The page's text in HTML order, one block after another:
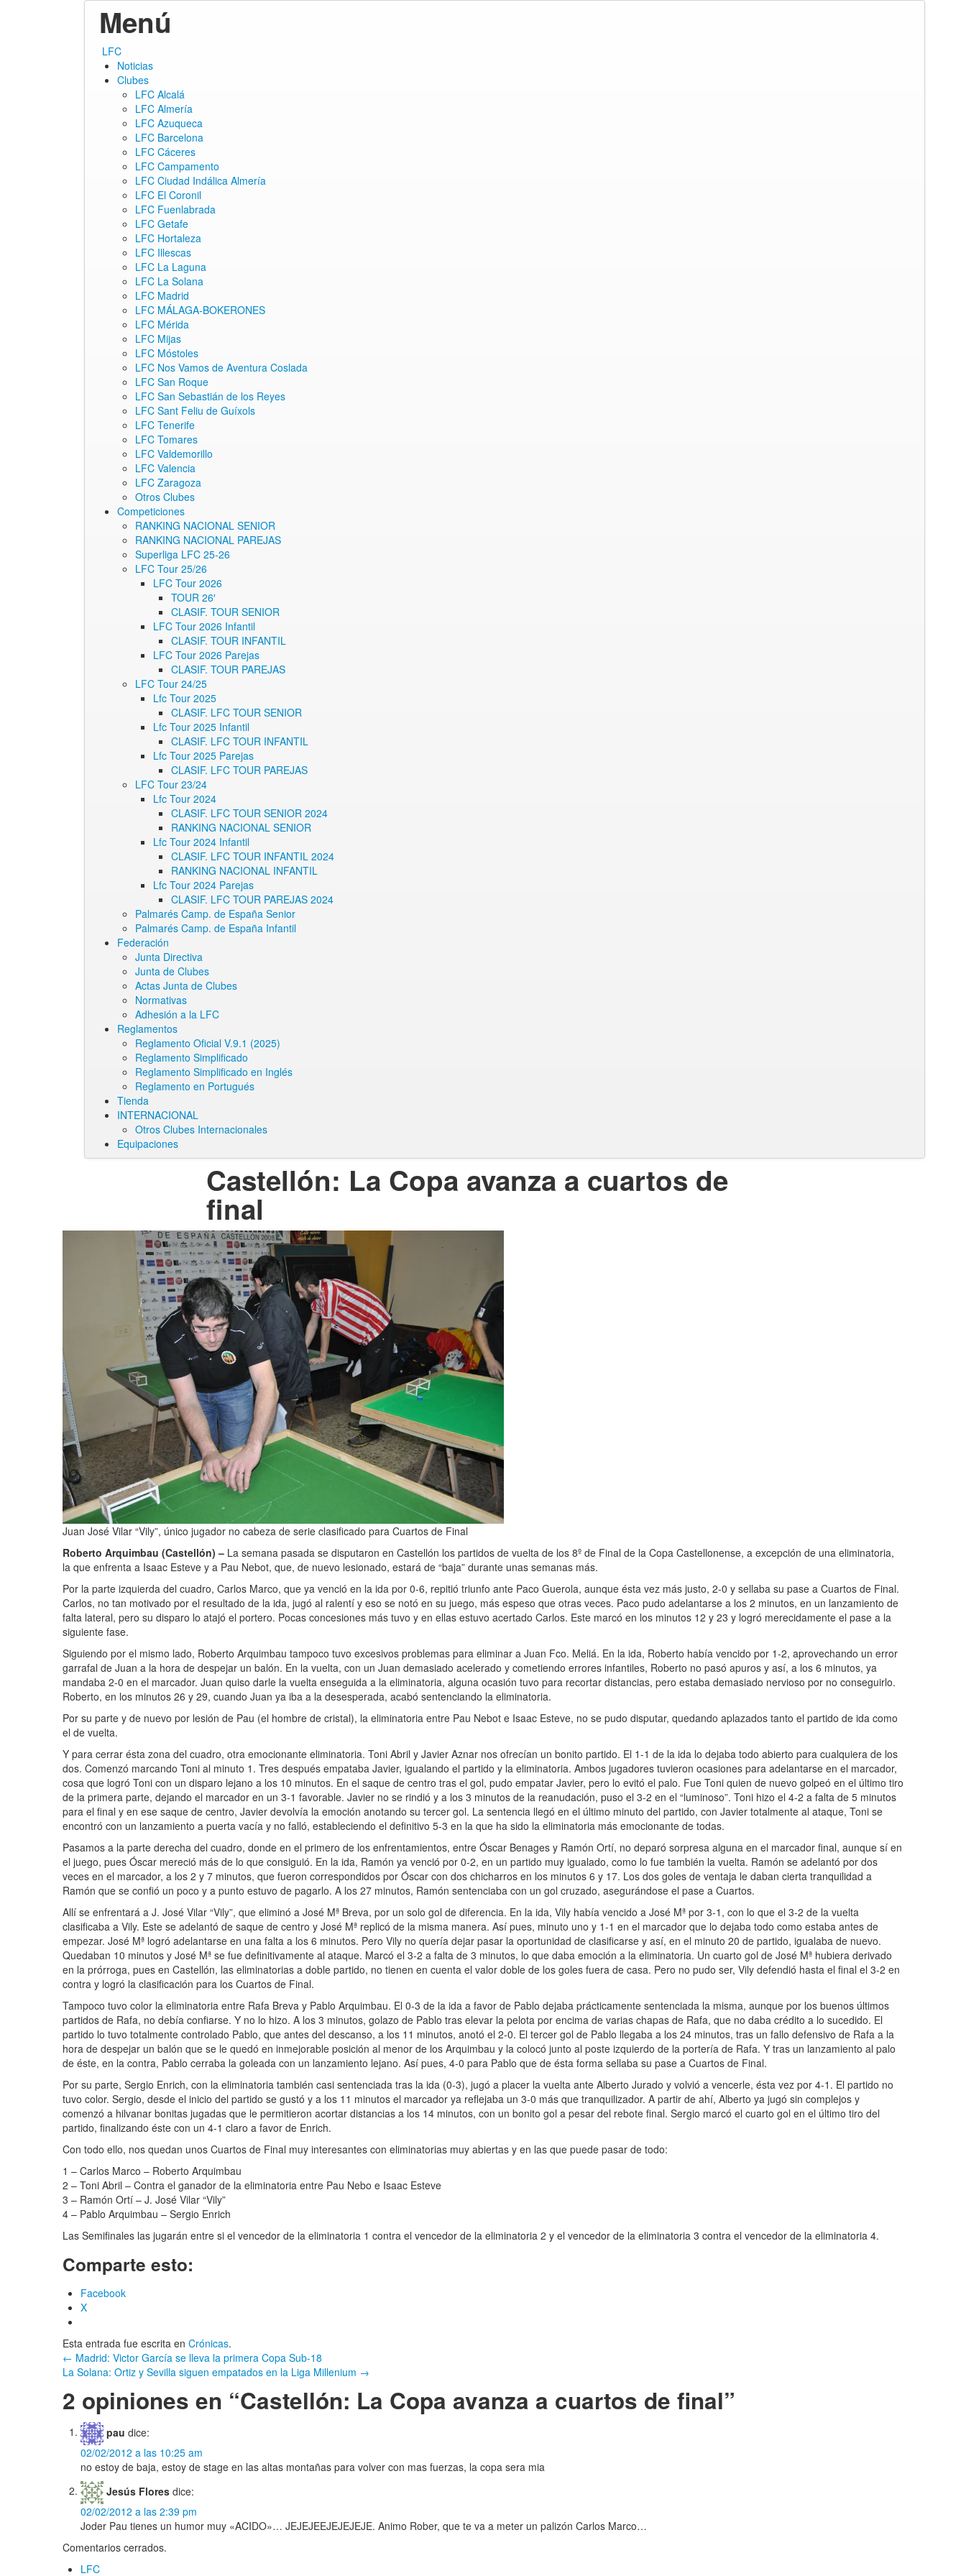
Menú
ir
al
contenido
LFC
Noticias
Clubes
LFC Alcalá
LFC Almería
LFC Azuqueca
LFC Barcelona
LFC Cáceres
LFC Campamento
LFC Ciudad Indálica Almería
LFC El Coronil
LFC Fuenlabrada
LFC Getafe
LFC Hortaleza
LFC Illescas
LFC La Laguna
LFC La Solana
LFC Madrid
LFC MÁLAGA-BOKERONES
LFC Mérida
LFC Mijas
LFC Móstoles
LFC Nos Vamos de Aventura Coslada
LFC San Roque
LFC San Sebastián de los Reyes
LFC Sant Feliu de Guíxols
LFC Tenerife
LFC Tomares
LFC Valdemorillo
LFC Valencia
LFC Zaragoza
Otros Clubes
Competiciones
RANKING NACIONAL SENIOR
RANKING NACIONAL PAREJAS
Superliga LFC 25-26
LFC Tour 25/26
LFC Tour 2026
TOUR 26′
CLASIF. TOUR SENIOR
LFC Tour 2026 Infantil
CLASIF. TOUR INFANTIL
LFC Tour 2026 Parejas
CLASIF. TOUR PAREJAS
LFC Tour 24/25
Lfc Tour 2025
CLASIF. LFC TOUR SENIOR
Lfc Tour 2025 Infantil
CLASIF. LFC TOUR INFANTIL
Lfc Tour 2025 Parejas
CLASIF. LFC TOUR PAREJAS
LFC Tour 23/24
Lfc Tour 2024
CLASIF. LFC TOUR SENIOR 2024
RANKING NACIONAL SENIOR
Lfc Tour 2024 Infantil
CLASIF. LFC TOUR INFANTIL 2024
RANKING NACIONAL INFANTIL
Lfc Tour 2024 Parejas
CLASIF. LFC TOUR PAREJAS 2024
Palmarés Camp. de España Senior
Palmarés Camp. de España Infantil
Federación
Junta Directiva
Junta de Clubes
Actas Junta de Clubes
Normativas
Adhesión a la LFC
Reglamentos
Reglamento Oficial V.9.1 (2025)
Reglamento Simplificado
Reglamento Simplificado en Inglés
Reglamento en Portugués
Tienda
INTERNACIONAL
Otros Clubes Internacionales
Equipaciones
Castellón: La Copa avanza a cuartos de
final
Juan José Vilar “Vily”, único jugador no cabeza de serie clasificado para Cuartos de Final
Roberto Arquimbau (Castellón) – La semana pasada se disputaron en Castellón los partidos de vuelta de los 8º de Final de la Copa Castellonense, a excepción de una eliminatoria,
la que enfrenta a Isaac Esteve y a Pau Nebot, que, de nuevo lesionado, estará de “baja” durante unas semanas más.
Por la parte izquierda del cuadro, Carlos Marco, que ya venció en la ida por 0-6, repitió triunfo ante Paco Guerola, aunque ésta vez más justo, 2-0 y sellaba su pase a Cuartos de Final.
Carlos, no tan motivado por el resultado de la ida, jugó al ralentí y eso se notó en su juego, más espeso que otras veces. Paco pudo adelantarse a los 2 minutos, en un lanzamiento de
falta lateral, pero su disparo lo atajó el portero. Pocas concesiones más tuvo y en ellas estuvo acertado Carlos. Este marcó en los minutos 12 y 23 y logró merecidamente el pase a la
siguiente fase.
Siguiendo por el mismo lado, Roberto Arquimbau tampoco tuvo excesivos problemas para eliminar a Juan Fco. Meliá. En la ida, Roberto había vencido por 1-2, aprovechando un error
garrafal de Juan a la hora de despejar un balón. En la vuelta, con un Juan demasiado acelerado y cometiendo errores infantiles, Roberto no pasó apuros y así, a los 6 minutos, ya
mandaba 2-0 en el marcador. Juan quiso darle la vuelta enseguida a la eliminatoria, alguna ocasión tuvo para recortar distancias, pero estaba demasiado nervioso por no conseguirlo.
Roberto, en los minutos 26 y 29, cuando Juan ya iba a la desesperada, acabó sentenciando la eliminatoria.
Por su parte y de nuevo por lesión de Pau (el hombre de cristal), la eliminatoria entre Pau Nebot e Isaac Esteve, no se pudo disputar, quedando aplazados tanto el partido de ida como
el de vuelta.
Y para cerrar ésta zona del cuadro, otra emocionante eliminatoria. Toni Abril y Javier Aznar nos ofrecían un bonito partido. El 1-1 de la ida lo dejaba todo abierto para cualquiera de los
dos. Comenzó marcando Toni al minuto 1. Tres después empataba Javier, igualando el partido y la eliminatoria. Ambos jugadores tuvieron ocasiones para adelantarse en el marcador,
cosa que logró Toni con un disparo lejano a los 10 minutos. En el saque de centro tras el gol, pudo empatar Javier, pero lo evitó el palo. Fue Toni quien de nuevo golpeó en el último tiro
de la primera parte, dejando el marcador en un 3-1 favorable. Javier no se rindió y a los 3 minutos de la reanudación, puso el 3-2 en el “luminoso”. Toni hizo el 4-2 a falta de 5 minutos
para el final y en ese saque de centro, Javier devolvía la emoción anotando su tercer gol. La sentencia llegó en el último minuto del partido, con Javier totalmente al ataque, Toni se
encontró con un lanzamiento a puerta vacía y no falló, estableciendo el definitivo 5-3 en la que ha sido la eliminatoria más emocionante de todas.
Pasamos a la parte derecha del cuadro, donde en el primero de los enfrentamientos, entre Óscar Benages y Ramón Ortí, no deparó sorpresa alguna en el marcador final, aunque sí en
el juego, pues Óscar mereció más de lo que consiguió. En la ida, Ramón ya venció por 0-2, en un partido muy igualado, como lo fue también la vuelta. Ramón se adelantó por dos
veces en el marcador, a los 2 y 7 minutos, que fueron correspondidos por Óscar con dos chicharros en los minutos 6 y 17. Los dos goles de ventaja le daban cierta tranquilidad a
Ramón que se confió un poco y a punto estuvo de pagarlo. A los 27 minutos, Ramón sentenciaba con un gol cruzado, asegurándose el pase a Cuartos.
Allí se enfrentará a J. José Vilar “Vily”, que eliminó a José Mª Breva, por un solo gol de diferencia. En la ida, Vily había vencido a José Mª por 3-1, con lo que el 3-2 de la vuelta
clasificaba a Vily. Este se adelantó de saque de centro y José Mª replicó de la misma manera. Así pues, minuto uno y 1-1 en el marcador que lo dejaba todo como estaba antes de
empezar. José Mª logró adelantarse en una falta a los 6 minutos. Pero Vily no quería dejar pasar la oportunidad de clasificarse y así, en el minuto 20 de partido, igualaba de nuevo.
Quedaban 10 minutos y José Mª se fue definitivamente al ataque. Marcó el 3-2 a falta de 3 minutos, lo que daba emoción a la eliminatoria. Un cuarto gol de José Mª hubiera derivado
en la prórroga, pues en Castellón, las eliminatorias a doble partido, no tienen en cuenta el valor doble de los goles fuera de casa. Pero no pudo ser, Vily defendió hasta el final el 3-2 en
contra y logró la clasificación para los Cuartos de Final.
Tampoco tuvo color la eliminatoria entre Rafa Breva y Pablo Arquimbau. El 0-3 de la ida a favor de Pablo dejaba prácticamente sentenciada la misma, aunque por los buenos últimos
partidos de Rafa, no debía confiarse. Y no lo hizo. A los 3 minutos, golazo de Pablo tras elevar la pelota por encima de varias chapas de Rafa, que no daba crédito a lo sucedido. El
partido lo tuvo totalmente controlado Pablo, que antes del descanso, a los 11 minutos, anotó el 2-0. El tercer gol de Pablo llegaba a los 24 minutos, tras un fallo defensivo de Rafa a la
hora de despejar un balón que se le quedó en inmejorable posición al menor de los Arquimbau y la colocó junto al poste izquierdo de la portería de Rafa. Y tras un lanzamiento al palo
de éste, en la contra, Pablo cerraba la goleada con un lanzamiento lejano. Así pues, 4-0 para Pablo que de ésta forma sellaba su pase a Cuartos de Final.
Por su parte, Sergio Enrich, con la eliminatoria también casi sentenciada tras la ida (0-3), jugó a placer la vuelta ante Alberto Jurado y volvió a vencerle, ésta vez por 4-1. El partido no
tuvo color. Sergio, desde el inicio del partido se gustó y a los 11 minutos el marcador ya reflejaba un 3-0 más que tranquilizador. A partir de ahí, Alberto ya jugó sin complejos y
comenzó a hilvanar bonitas jugadas que le permitieron acortar distancias a los 14 minutos, con un bonito gol a pesar del rebote final. Sergio marcó el cuarto gol en el último tiro del
partido, finalizando éste con un 4-1 claro a favor de Enrich.
Con todo ello, nos quedan unos Cuartos de Final muy interesantes con eliminatorias muy abiertas y en las que puede pasar de todo:
1 – Carlos Marco – Roberto Arquimbau
2 – Toni Abril – Contra el ganador de la eliminatoria entre Pau Nebo e Isaac Esteve
3 – Ramón Ortí – J. José Vilar “Vily”
4 – Pablo Arquimbau – Sergio Enrich
Las Semifinales las jugarán entre si el vencedor de la eliminatoria 1 contra el vencedor de la eliminatoria 2 y el vencedor de la eliminatoria 3 contra el vencedor de la eliminatoria 4.
Comparte esto:
Facebook
X
Esta entrada fue escrita en Crónicas.
Navegación
por
entrada
← Madrid: Victor García se lleva la primera Copa Sub-18
La Solana: Ortiz y Sevilla siguen empatados en la Liga Millenium →
2 opiniones en “Castellón: La Copa avanza a cuartos de final”
pau dice:
02/02/2012 a las 10:25 am
no estoy de baja, estoy de stage en las altas montañas para volver con mas fuerzas, la copa sera mia
Jesús Flores dice:
02/02/2012 a las 2:39 pm
Joder Pau tienes un humor muy «ACIDO»… JEJEJEEJEJEJEJE. Animo Rober, que te va a meter un palizón Carlos Marco…
Comentarios cerrados.
LFC